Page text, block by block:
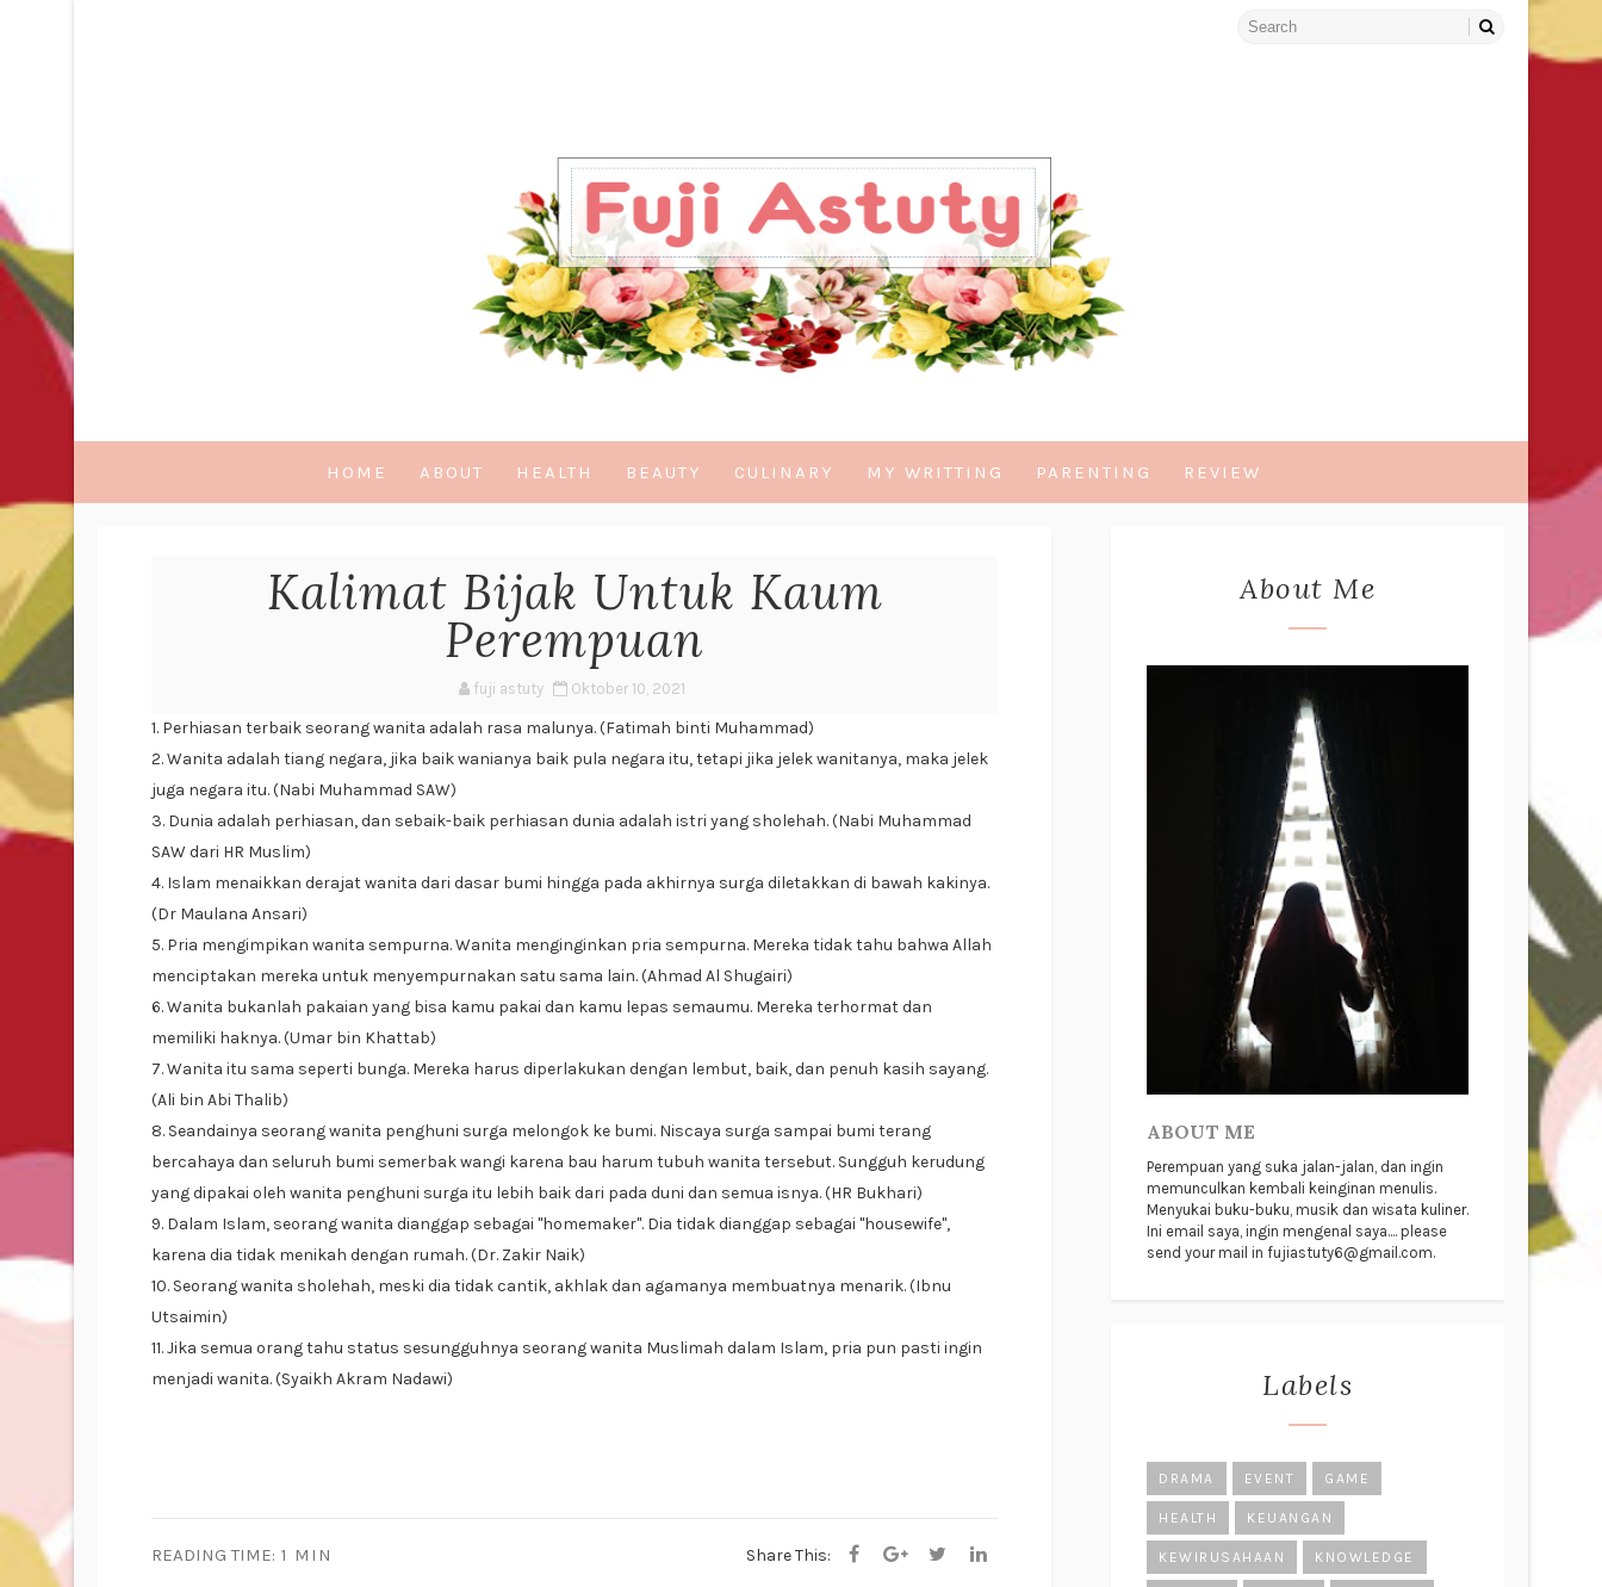
HOME ABOUT HEALTH BEAUTY CULINARY MY WRITTING PARENTING REVIEW
Kalimat Bijak Untuk Kaum
Perempuan
fuji astuty Oktober 10, 2021
1. Perhiasan terbaik seorang wanita adalah rasa malunya. (Fatimah binti Muhammad)
2. Wanita adalah tiang negara, jika baik wanianya baik pula negara itu, tetapi jika jelek wanitanya, maka jelek
juga negara itu. (Nabi Muhammad SAW)
3. Dunia adalah perhiasan, dan sebaik-baik perhiasan dunia adalah istri yang sholehah. (Nabi Muhammad
SAW dari HR Muslim)
4. Islam menaikkan derajat wanita dari dasar bumi hingga pada akhirnya surga diletakkan di bawah kakinya.
(Dr Maulana Ansari)
5. Pria mengimpikan wanita sempurna. Wanita menginginkan pria sempurna. Mereka tidak tahu bahwa Allah
menciptakan mereka untuk menyempurnakan satu sama lain. (Ahmad Al Shugairi)
6. Wanita bukanlah pakaian yang bisa kamu pakai dan kamu lepas semaumu. Mereka terhormat dan
memiliki haknya. (Umar bin Khattab)
7. Wanita itu sama seperti bunga. Mereka harus diperlakukan dengan lembut, baik, dan penuh kasih sayang.
(Ali bin Abi Thalib)
8. Seandainya seorang wanita penghuni surga melongok ke bumi. Niscaya surga sampai bumi terang
bercahaya dan seluruh bumi semerbak wangi karena bau harum tubuh wanita tersebut. Sungguh kerudung
yang dipakai oleh wanita penghuni surga itu lebih baik dari pada duni dan semua isnya. (HR Bukhari)
9. Dalam Islam, seorang wanita dianggap sebagai "homemaker". Dia tidak dianggap sebagai "housewife",
karena dia tidak menikah dengan rumah. (Dr. Zakir Naik)
10. Seorang wanita sholehah, meski dia tidak cantik, akhlak dan agamanya membuatnya menarik. (Ibnu
Utsaimin)
11. Jika semua orang tahu status sesungguhnya seorang wanita Muslimah dalam Islam, pria pun pasti ingin
menjadi wanita. (Syaikh Akram Nadawi)
READING TIME: 1 MIN Share This:
About Me
ABOUT ME
Perempuan yang suka jalan-jalan, dan ingin
memunculkan kembali keinginan menulis.
Menyukai buku-buku, musik dan wisata kuliner.
Ini email saya, ingin mengenal saya.... please
send your mail in fujiastuty6@gmail.com.
Labels
DRAMA EVENT GAME
HEALTH KEUANGAN
KEWIRUSAHAAN KNOWLEDGE